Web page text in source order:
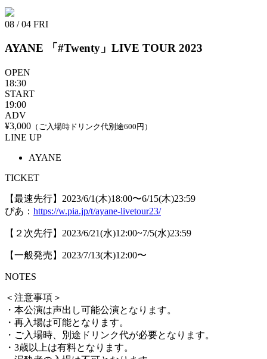
08 / 04 FRI
AYANE 「#Twenty」LIVE TOUR 2023
OPEN
18:30
START
19:00
ADV
¥3,000 （ご入場時ドリンク代別途600円）
LINE UP
AYANE
TICKET
【最速先行】2023/6/1(木)18:00〜6/15(木)23:59
ぴあ： https://w.pia.jp/t/ayane-livetour23/
【２次先行】2023/6/21(水)12:00~7/5(水)23:59
【一般発売】2023/7/13(木)12:00〜
NOTES
＜注意事項＞
・本公演は声出し可能公演となります。
・再入場は可能となります。
・ご入場時、別途ドリンク代が必要となります。
・3歳以上は有料となります。